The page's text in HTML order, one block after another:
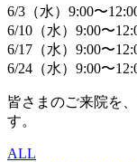
6/3（水）9:00〜
6/10（水）9:00〜
6/17（水）9:00〜
6/24（水）9:00〜
皆さまのご来院を
す。
ALL